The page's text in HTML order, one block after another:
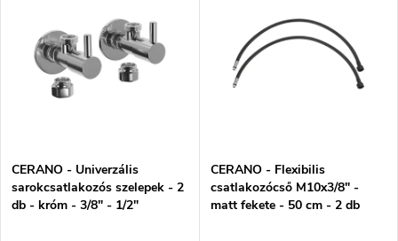
k
r
Legnépszerűbb termékek
ABC szerint
e
k
CERANO - Univerzális
sarokcsatlakozós szelepek - 2
db - króm - 3/8" - 1/2"
CERANO - Flexibilis
csatlakozócső M10x3/8" -
matt fekete - 50 cm - 2 db